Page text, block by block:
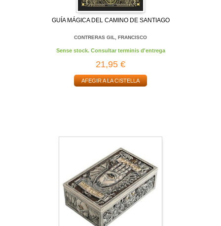
GUÍA MÁGICA DEL CAMINO DE SANTIAGO
CONTRERAS GIL, FRANCISCO
Sense stock. Consultar terminis d'entrega
21,95 €
AFEGIR A LA CISTELLA